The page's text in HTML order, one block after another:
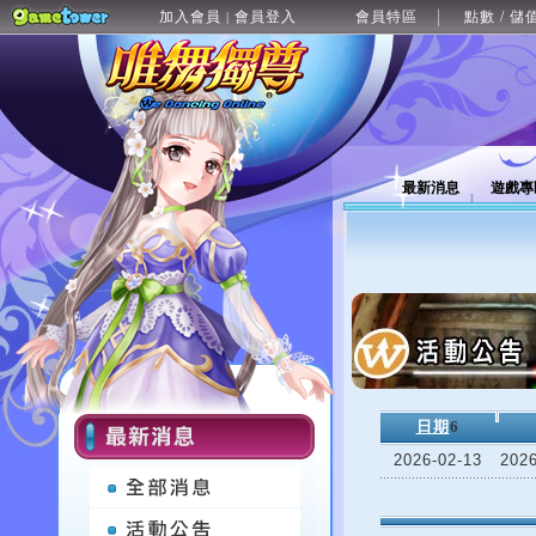
加入會員 | 會員登入 會員特區 點數 / 儲
最新消息 遊戲
日期 6
2026-02-13